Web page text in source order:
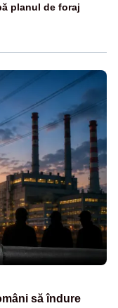
planul de foraj
să îndure